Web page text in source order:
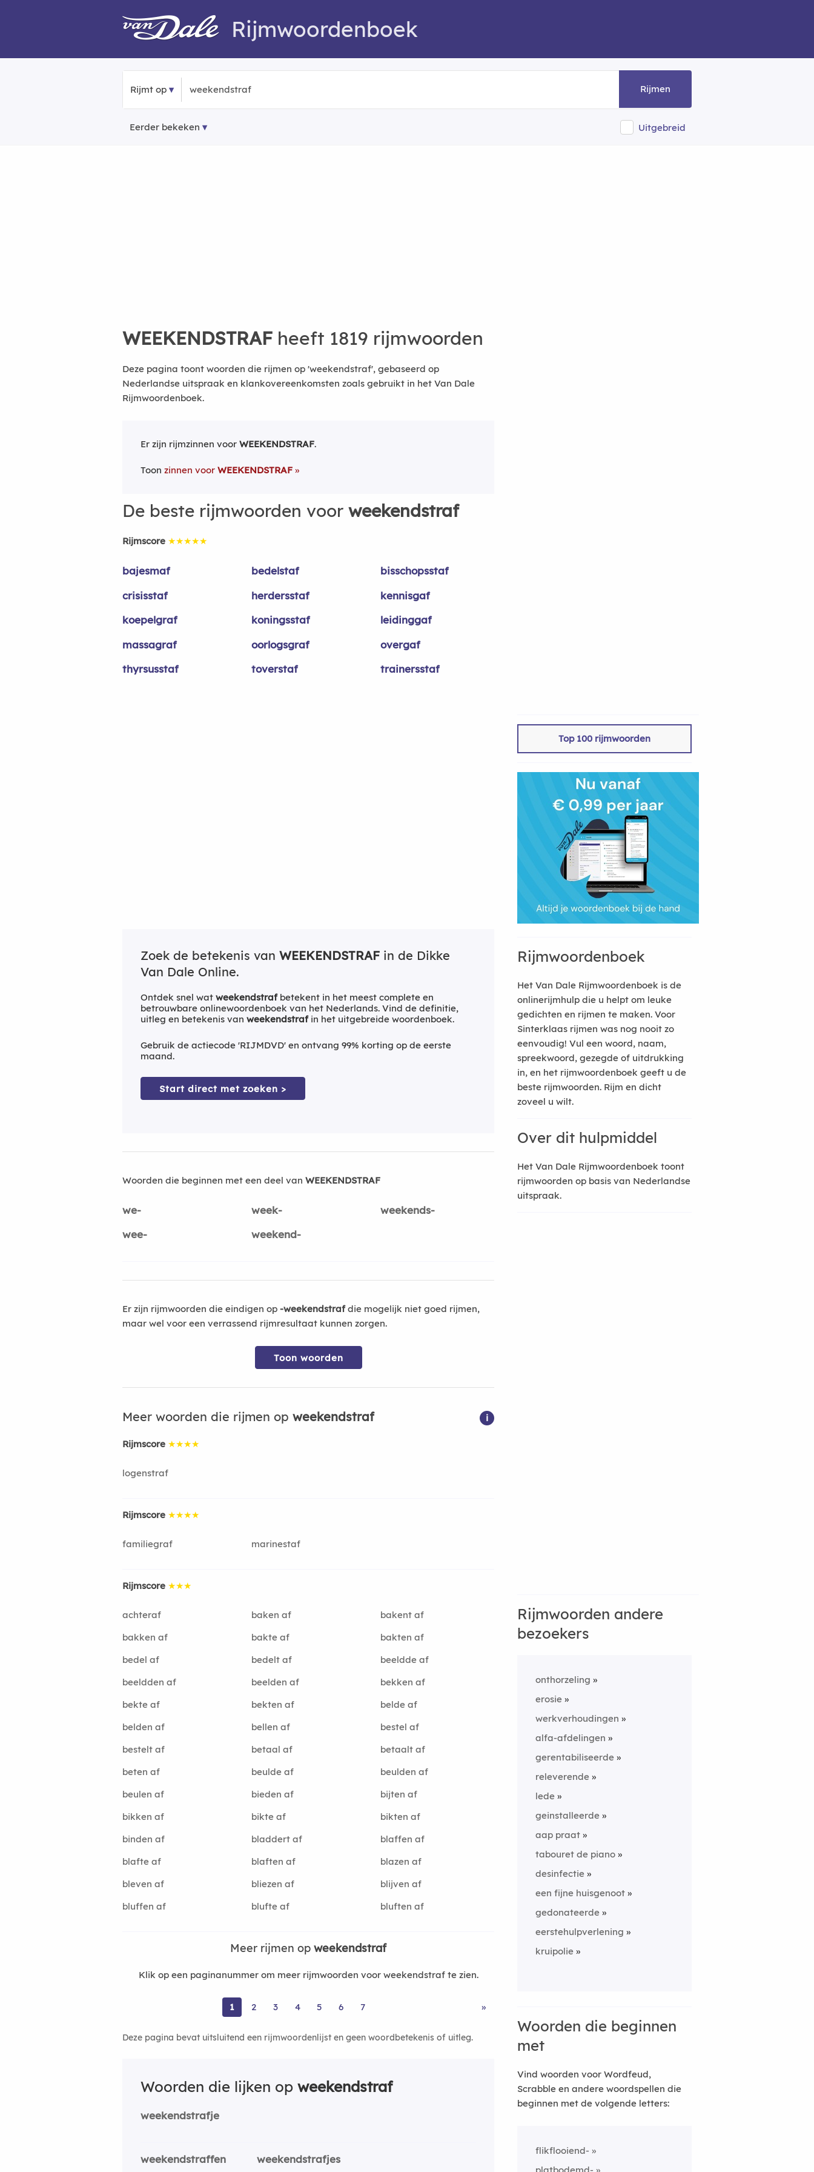
Rijmwoordenboek
Rijmt op Rijmen
Eerder bekeken Uitgebreid
WEEKENDSTRAF heeft 1819 rijmwoorden
Deze pagina toont woorden die rijmen op 'weekendstraf', gebaseerd op
Nederlandse uitspraak en klankovereenkomsten zoals gebruikt in het Van Dale
Rijmwoordenboek.
Er zijn rijmzinnen voor WEEKENDSTRAF.
Toon zinnen voor WEEKENDSTRAF
De beste rijmwoorden voor weekendstraf
Rijmscore ★★★★★
bajesmaf bedelstaf
bisschopsstaf
crisisstaf
herdersstaf
kennisgaf
koepelgraf
koningsstaf
leidinggaf
massagraf
oorlogsgraf
overgaf
thyrsusstaf
toverstaf trainersstaf
Zoek de betekenis van WEEKENDSTRAF in de Dikke
Van Dale Online.
Ontdek snel wat weekendstrafbetekent in het meest complete en
betrouwbare onlinewoordenboek van het Nederlands. Vind de definitie,
uitleg en betekenis van weekendstrafin het uitgebreide woordenboek.
Gebruik de actiecode 'RIJMDVD' en ontvang 99% korting op de eerste
maand.
Start direct met zoeken >
Woorden die beginnen met een deel van WEEKENDSTRAF
we- week-
weekends-
wee-
weekend-
Er zijn rijmwoorden die eindigen op -weekendstrafdie mogelijk niet goed rijmen,
maar wel voor een verrassend rijmresultaat kunnen zorgen.
Toon woorden
Meer woorden die rijmen op weekendstraf i
Rijmscore ★★★★
logenstraf
Rijmscore ★★★★
familiegraf marinestaf
Rijmscore ★★★
achteraf baken af
bakent af
bakken af
bakte af
bakten af
bedel af
bedelt af
beeldde af
beeldden af
beelden af
bekken af
bekte af
bekten af
belde af
belden af
bellen af
bestel af
bestelt af
betaal af
betaalt af
beten af
beulde af
beulden af
beulen af
bieden af
bijten af
bikken af
bikte af
bikten af
binden af
bladdert af
blaffen af
blafte af
blaften af
blazen af
bleven af
bliezen af
blijven af
bluffen af
blufte af bluften af
Meer rijmen opweekendstraf
Klik op een paginanummer om meer rijmwoorden voor weekendstraf te zien.
1 2 3 4 5 6 7 »
Deze pagina bevat uitsluitend een rijmwoordenlijst en geen woordbetekenis of uitleg.
Woorden die lijken op weekendstraf
weekendstrafje
weekendstraffen weekendstrafjes
Top 100 rijmwoorden
Rijmwoordenboek
Het Van Dale Rijmwoordenboek is de
onlinerijmhulp die u helpt om leuke
gedichten en rijmen te maken. Voor
Sinterklaas rijmen was nog nooit zo
eenvoudig! Vul een woord, naam,
spreekwoord, gezegde of uitdrukking
in, en het rijmwoordenboek geeft u de
beste rijmwoorden. Rijm en dicht
zoveel u wilt.
Over dit hulpmiddel
Het Van Dale Rijmwoordenboek toont
rijmwoorden op basis van Nederlandse
uitspraak.
Rijmwoorden andere
bezoekers
onthorzeling
erosie
werkverhoudingen
alfa-afdelingen
gerentabiliseerde
releverende
lede
geinstalleerde
aap praat
tabouret de piano
desinfectie
een fijne huisgenoot
gedonateerde
eerstehulpverlening
kruipolie
Woorden die beginnen
met
Vind woorden voor Wordfeud,
Scrabble en andere woordspellen die
beginnen met de volgende letters:
flikflooiend-